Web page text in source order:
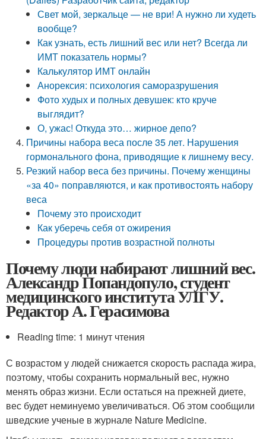
Свет мой, зеркальце — не ври! А нужно ли худеть
вообще?
Как узнать, есть лишний вес или нет? Всегда ли
ИМТ показатель нормы?
Калькулятор ИМТ онлайн
Анорексия: психология саморазрушения
Фото худых и полных девушек: кто круче
выглядит?
О, ужас! Откуда это… жирное депо?
Причины набора веса после 35 лет. Нарушения
гормонального фона, приводящие к лишнему весу.
Резкий набор веса без причины. Почему женщины
«за 40» поправляются, и как противостоять набору
веса
Почему это происходит
Как уберечь себя от ожирения
Процедуры против возрастной полноты
Почему люди набирают лишний вес.
Александр Попандопуло, студент
медицинского института УЛГУ.
Редактор А. Герасимова
Reading time: 1 минут чтения
С возрастом у людей снижается скорость распада жира,
поэтому, чтобы сохранить нормальный вес, нужно
менять образ жизни. Если остаться на прежней диете,
вес будет неминуемо увеличиваться. Об этом сообщили
шведские ученые в журнале Nature Medicine.